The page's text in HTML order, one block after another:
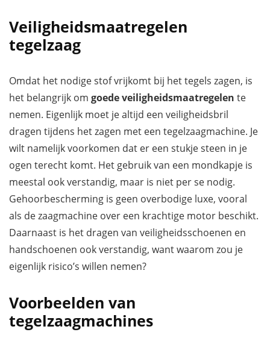
Veiligheidsmaatregelen
tegelzaag
Omdat het nodige stof vrijkomt bij het tegels zagen, is
het belangrijk om goede veiligheidsmaatregelen te
nemen. Eigenlijk moet je altijd een veiligheidsbril
dragen tijdens het zagen met een tegelzaagmachine. Je
wilt namelijk voorkomen dat er een stukje steen in je
ogen terecht komt. Het gebruik van een mondkapje is
meestal ook verstandig, maar is niet per se nodig.
Gehoorbescherming is geen overbodige luxe, vooral
als de zaagmachine over een krachtige motor beschikt.
Daarnaast is het dragen van veiligheidsschoenen en
handschoenen ook verstandig, want waarom zou je
eigenlijk risico’s willen nemen?
Voorbeelden van
tegelzaagmachines